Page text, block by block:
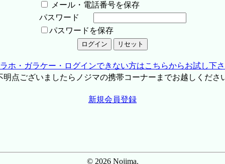
メール・電話番号を保存
パスワード
パスワードを保存
ホ・ガラケー・ログインできない方はこちらからお試し下
点ございましたらノジマの携帯コーナーまでお越しくださ
新規会員登録
© 2026 Nojima.